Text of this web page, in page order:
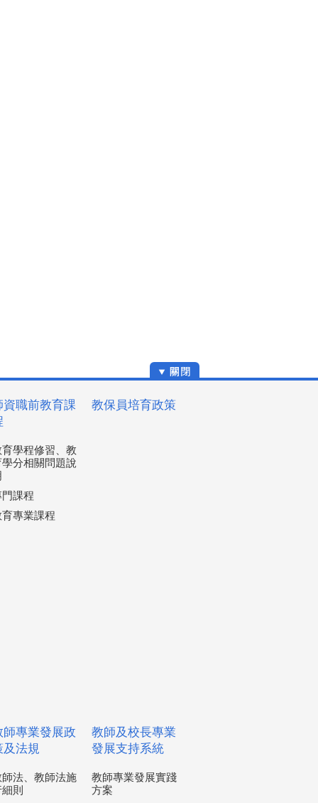
資職前教育課
育學程修習、教
學分相關問題說
課程
育專業課程
教保員培育政策
師專業發展政
及法規
師法、教師法施
則
教師及校長專業
發展支持系統
教師專業發展實踐
方案